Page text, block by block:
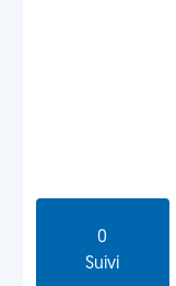
0
Suivi